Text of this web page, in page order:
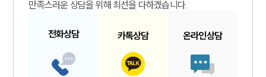
만족스러운 상담을 위해 최선을 다하겠습니다.
전화상담 카톡상담 온라인상담